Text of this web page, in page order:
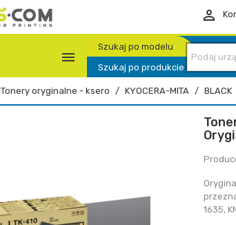


Szukaj po modelu
Szukaj po produkcie
Tonery oryginalne - ksero KYOCERA-MITA BLACK
1635,